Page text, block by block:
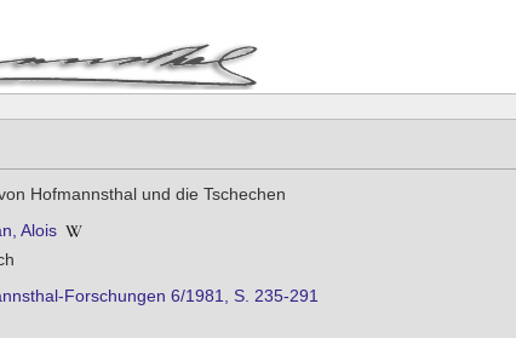
Hofmannsthal und die Tschechen
Alois
Forschungen 6/1981, S. 235-291